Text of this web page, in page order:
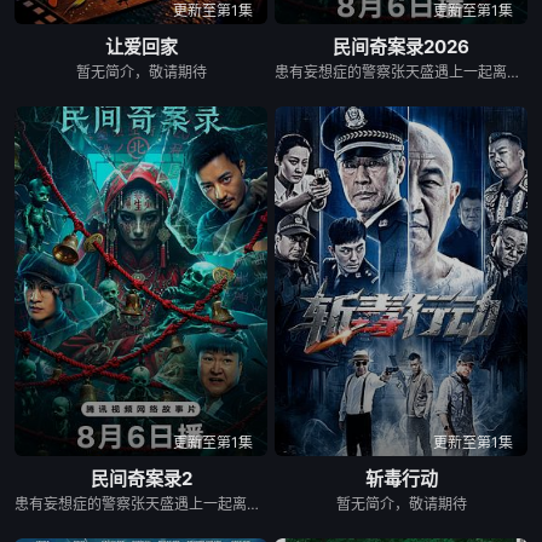
更新至第1集
让爱回家
暂无简介，敬请期待
更新至第1集
民间奇案录2026
患有妄想症的警察张天盛遇上一起离奇的神像杀人事件，勘案过程中，牵引出“婴胎报仇”，“娘娘索命”等一连串妖异事件，张天盛虽被种种诡怪幻象阻碍，却坚信这是藏在迷信后的人为诡计，勇于向封建传统宣战，敢于破除流传已久的迷信糟粕，最终，在战胜妄想症的同时，成功还原真相，伸张正义。
更新至第1集
民间奇案录2
患有妄想症的警察张天盛遇上一起离奇的神像杀人事件，勘案过程中，牵引出“婴胎报仇”，“娘娘索命”等一连串妖异事件，张天盛虽被种种诡怪幻象阻碍，却坚信这是藏在迷信后的人为诡计，勇于向封建传统宣战，敢于破除流传已久的迷信糟粕，最终，在战胜妄想症的同时，成功还原真相，伸张正义。
更新至第1集
斩毒行动
暂无简介，敬请期待